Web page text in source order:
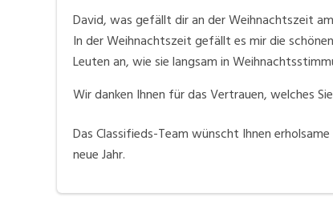
David, was gefällt dir an der Weihnachtszeit
In der Weihnachtszeit gefällt es mir die
Leuten an, wie sie langsam in
Wir danken Ihnen für das Vertrauen, welches
Das Classifieds-Team wünscht Ihnen
neue Jahr.